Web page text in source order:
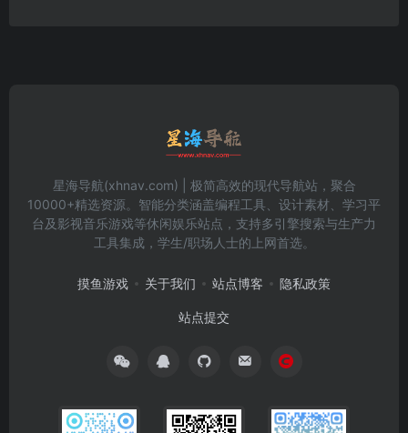
星海导航(xhnav.com) | 极简高效的现代导航站，聚合
10000+精选资源。智能分类涵盖编程工具、设计素材、学习平
台及影视音乐游戏等休闲娱乐站点，支持多引擎搜索与生产力
工具集成，学生/职场人士的上网首选。
摸鱼游戏 关于我们 站点博客 隐私政策
站点提交